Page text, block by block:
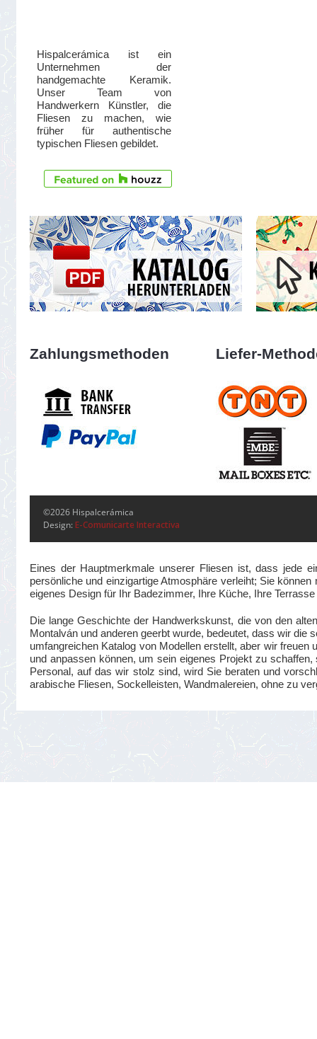
Hispalcerámica ist ein
Unternehmen der
handgemachte Keramik.
Unser Team von
Handwerkern Künstler, die
Fliesen zu machen, wie
früher für authentische
typischen Fliesen gebildet.
Zahlungsmethoden Liefer-
©2026 Hispalcerámica
Design: E-Comunicarte Interactiva
Eines der Hauptmerkmale unserer Fliesen ist, dass jede
persönliche und einzigartige Atmosphäre verleiht; Sie
eigenes Design für Ihr Badezimmer, Ihre Küche, Ihre
Die lange Geschichte der Handwerkskunst, die von den
Montalván und anderen geerbt wurde, bedeutet, dass wir die
umfangreichen Katalog von Modellen erstellt, aber wir
und anpassen können, um sein eigenes Projekt zu
Personal, auf das wir stolz sind, wird Sie beraten und
arabische Fliesen, Sockelleisten, Wandmalereien, ohne zu